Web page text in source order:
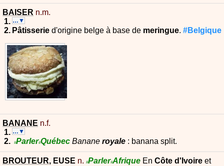
BAISER n.m.
…▼
Pâtisserie d'origine belge à base de meringue. #Belgique
BANANE n.f.
…▼
#Parler#Québec Banane royale : banana split.
BROUTEUR, EUSE n. #Parler#Afrique En Côte d'Ivoire et